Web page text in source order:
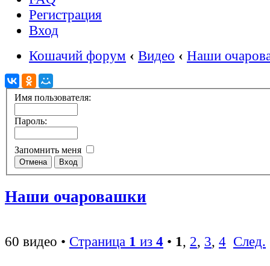
Регистрация
Вход
Кошачий форум ‹ Видео ‹ Наши
Имя пользователя:
Пароль:
Запомнить меня
Наши очаровашки
60 видео • Страница 1 из 4 • 1, 2, 3, 4 След.